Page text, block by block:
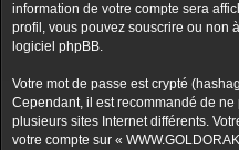
information de votre compte sera
profil, vous pouvez souscrire ou non
logiciel phpBB.
Votre mot de passe est crypté
Cependant, il est recommandé de
plusieurs sites Internet différents.
votre compte sur «